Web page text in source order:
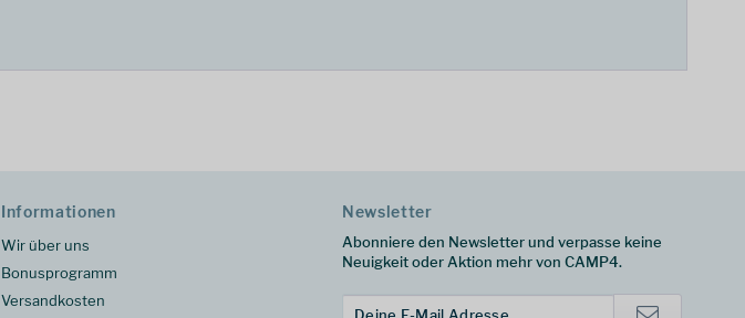
Informationen
Wir über uns
Bonusprogramm
Versandkosten
Newsletter
Abonniere den Newsletter und verpasse keine
Neuigkeit oder Aktion mehr von CAMP4.